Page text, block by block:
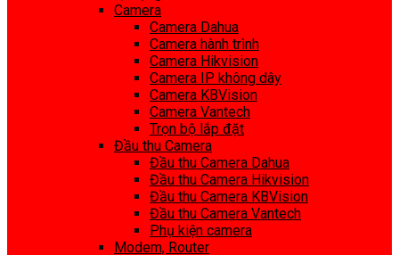
Camera
Camera Dahua
Camera hành trình
Camera Hikvision
Camera IP không dây
Camera KBVision
Camera Vantech
Trọn bộ lắp đặt
Đầu thu Camera
Đầu thu Camera Dahua
Đầu thu Camera Hikvision
Đầu thu Camera KBVision
Đầu thu Camera Vantech
Phụ kiện camera
Modem, Router